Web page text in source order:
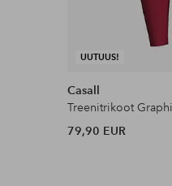
UUTUUS!
Casall
Treenitrikoot
79,90 EUR